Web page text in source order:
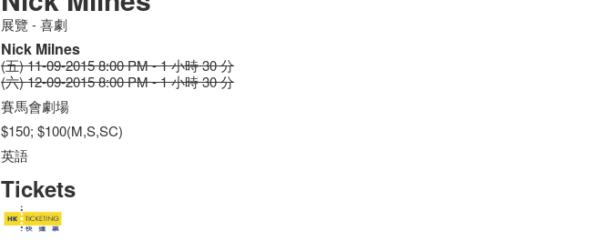
展覽 - 喜劇
Nick Milnes
(五) 11-09-2015 8:00 PM - 1 小時 30 分
(六) 12-09-2015 8:00 PM - 1 小時 30 分
賽馬會劇場
$150; $100(M,S,SC)
英語
Tickets